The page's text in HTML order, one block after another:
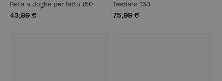
Rete a doghe per letto 150
43,99 €
Testiera 150
75,99 €